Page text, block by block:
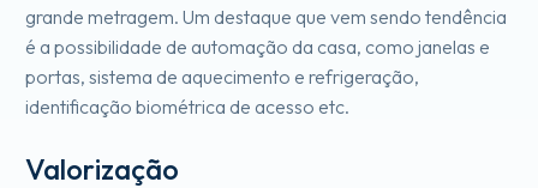
grande metragem. Um destaque que vem sendo tendência
é a possibilidade de automação da casa, como janelas e
portas, sistema de aquecimento e refrigeração,
identificação biométrica de acesso etc.
Valorização